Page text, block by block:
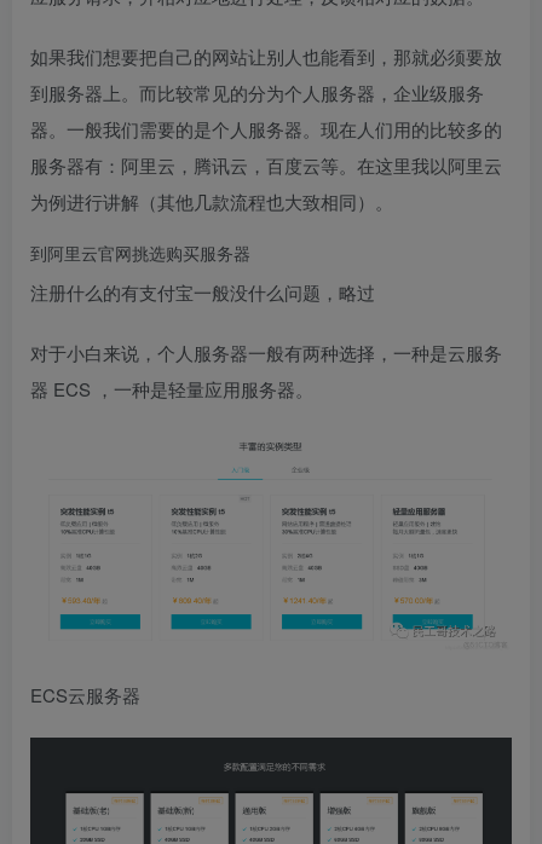
如果我们想要把自己的网站让别人也能看到，那就必须要放
到服务器上。而比较常见的分为个人服务器，企业级服务
器。一般我们需要的是个人服务器。现在人们用的比较多的
服务器有：阿里云，腾讯云，百度云等。在这里我以阿里云
为例进行讲解（其他几款流程也大致相同）。
到阿里云官网挑选购买服务器
注册什么的有支付宝一般没什么问题，略过
对于小白来说，个人服务器一般有两种选择，一种是云服务
器 ECS ，一种是轻量应用服务器。
ECS云服务器